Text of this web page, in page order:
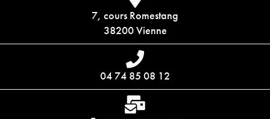
7, cours Romestang
38200 Vienne
04 74 85 08 12